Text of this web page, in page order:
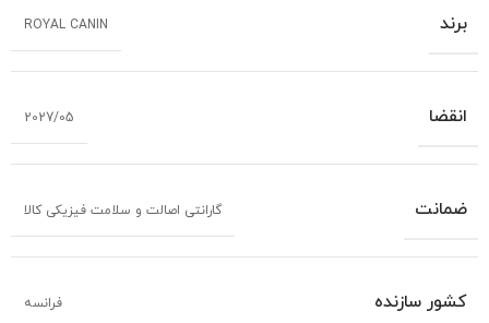
برند ROYAL CANIN
انقضا 2027/05
ضمانت گارانتی اصالت و سلامت فیزیکی کالا
کشور سازنده فرانسه